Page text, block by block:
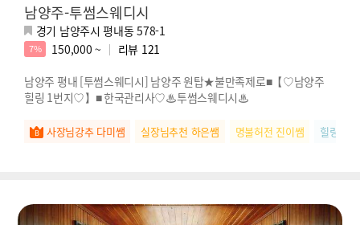
남양주-투썸스웨디시
경기 남양주시 평내동 578-1
7% 150,000 ~ 리뷰 121
남양주 평내 [투썸스웨디시] 남양주 원탑★불만족제로■【♡남양주
힐링 1번지♡】■ 한국관리사♡♨투썸스웨디시♨
사장님강추 다미쌤 실장님추천 하은쌤 명불허전 진이쌤 힐링장